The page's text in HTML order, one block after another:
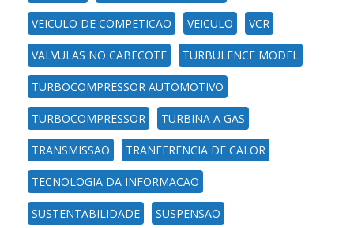
VEICULO DE COMPETICAO VEICULO VCR
VALVULAS NO CABECOTE TURBULENCE MODEL
TURBOCOMPRESSOR AUTOMOTIVO
TURBOCOMPRESSOR TURBINA A GAS
TRANSMISSAO TRANFERENCIA DE CALOR
TECNOLOGIA DA INFORMACAO
SUSTENTABILIDADE SUSPENSAO